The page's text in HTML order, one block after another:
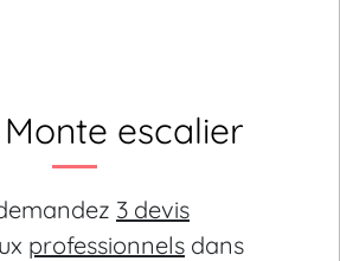
escalier
3 devis
professionnels dans